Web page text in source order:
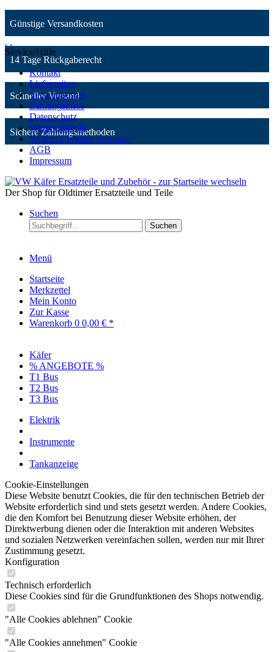
Günstige Versandkosten
14 Tage Rückgaberecht
Schneller Versand
Sichere Zahlungsmethoden
Service/Hilfe
Kontakt
Lieferzeiten
Versandkosten
Zahlungsinfos
Datenschutz
Widerrufsrecht
Widerruf Muster-Formular
AGB
Impressum
Der Shop für Oldtimer Ersatzteile und Teile
Suchen
Suchen
Menü
Startseite
Merkzettel
Mein Konto
Zur Kasse
Warenkorb 0 0,00 € *
Käfer
% ANGEBOTE %
T1 Bus
T2 Bus
T3 Bus
Elektrik
Instrumente
Tankanzeige
Cookie-Einstellungen
Diese Website benutzt Cookies, die für den technischen Betrieb der
Website erforderlich sind und stets gesetzt werden. Andere Cookies,
die den Komfort bei Benutzung dieser Website erhöhen, der
Direktwerbung dienen oder die Interaktion mit anderen Websites
und sozialen Netzwerken vereinfachen sollen, werden nur mit Ihrer
Zustimmung gesetzt.
Konfiguration
Technisch erforderlich
Diese Cookies sind für die Grundfunktionen des Shops notwendig.
"Alle Cookies ablehnen" Cookie
"Alle Cookies annehmen" Cookie